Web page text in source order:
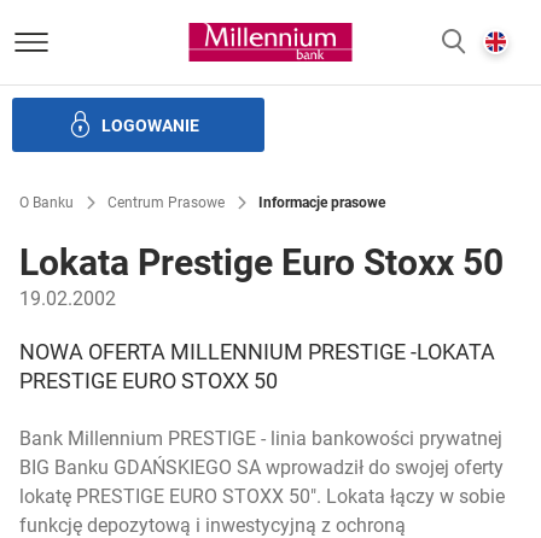
Bank Millennium homepage
LOGOWANIE
O Banku Centrum Prasowe Informacje prasowe
Lokata Prestige Euro Stoxx 50
19.02.2002
NOWA OFERTA MILLENNIUM PRESTIGE -LOKATA
PRESTIGE EURO STOXX 50
Bank Millennium PRESTIGE - linia bankowości prywatnej
BIG Banku GDAŃSKIEGO SA wprowadził do swojej oferty
lokatę PRESTIGE EURO STOXX 50". Lokata łączy w sobie
funkcję depozytową i inwestycyjną z ochroną